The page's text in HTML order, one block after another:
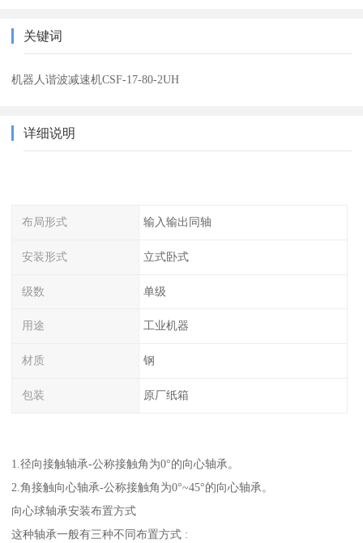
关键词
机器人谐波减速机CSF-17-80-2UH
详细说明
布局形式 输入输出同轴
安装形式 立式卧式
级数 单级
用途 工业机器
材质 钢
包装 原厂纸箱
1.径向接触轴承-公称接触角为0°的向心轴承。
2.角接触向心轴承-公称接触角为0°~45°的向心轴承。
向心球轴承安装布置方式
这种轴承一般有三种不同布置方式 :